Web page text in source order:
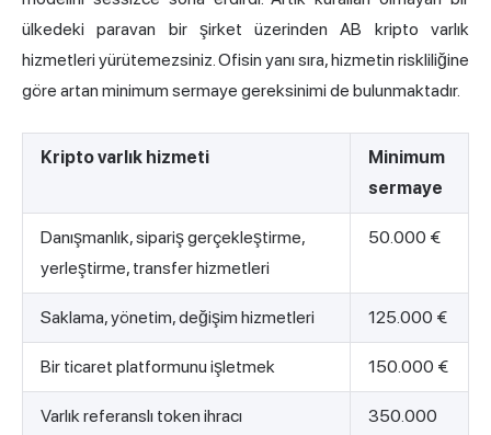
ülkedeki paravan bir şirket üzerinden AB kripto varlık
hizmetleri yürütemezsiniz. Ofisin yanı sıra, hizmetin riskliliğine
göre artan minimum sermaye gereksinimi de bulunmaktadır.
Kripto varlık hizmeti
Minimum
sermaye
Danışmanlık, sipariş gerçekleştirme,
yerleştirme, transfer hizmetleri
50.000 €
Saklama, yönetim, değişim hizmetleri 125.000 €
Bir ticaret platformunu işletmek 150.000 €
Varlık referanslı token ihracı
350.000